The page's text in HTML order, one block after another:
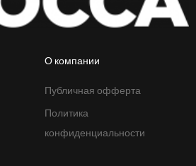
О компании
Публичная офферта
Политика
конфиденциальности